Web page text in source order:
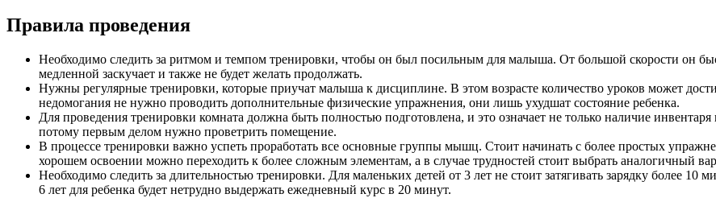
Правила проведения
Необходимо следить за ритмом и темпом тренировки, чтобы он был посильным для малыша. От большой скорости он
медленной заскучает и также не будет желать продолжать.
Нужны регулярные тренировки, которые приучат малыша к дисциплине. В этом возрасте количество уроков может
недомогания не нужно проводить дополнительные физические упражнения, они лишь ухудшат состояние ребенка.
Для проведения тренировки комната должна быть полностью подготовлена, и это означает не только наличие
потому первым делом нужно проветрить помещение.
В процессе тренировки важно успеть проработать все основные группы мышц. Стоит начинать с более простых
хорошем освоении можно переходить к более сложным элементам, а в случае трудностей стоит выбрать аналогичный
Необходимо следить за длительностью тренировки. Для маленьких детей от 3 лет не стоит затягивать зарядку более
6 лет для ребенка будет нетрудно выдержать ежедневный курс в 20 минут.